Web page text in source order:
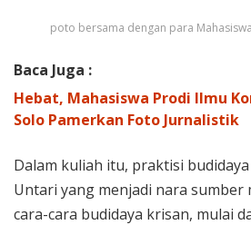
poto bersama dengan para
Baca Juga :
Hebat, Mahasiswa Prodi Ilmu
Solo Pamerkan Foto Jurnalistik
Dalam kuliah itu, praktisi
Untari yang menjadi nara sumber
cara-cara budidaya krisan, mulai